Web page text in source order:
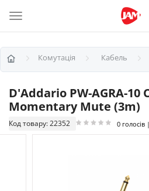
Комутація Кабель
D'Addario PW-AGRA-
Momentary Mute (3m)
Код товару: 22352 0 голосів